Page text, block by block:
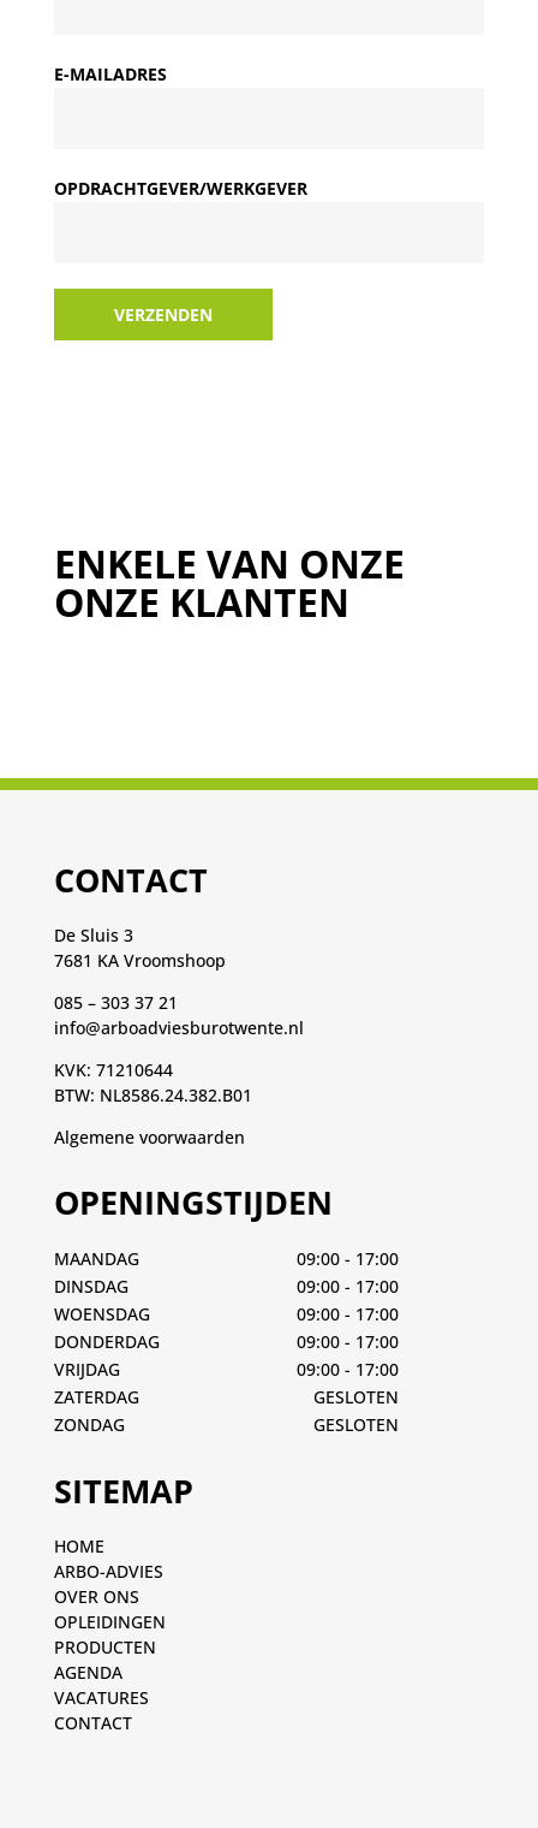
E-MAILADRES
OPDRACHTGEVER/WERKGEVER
VERZENDEN
ENKELE VAN ONZE
ONZE KLANTEN
CONTACT
De Sluis 3
7681 KA Vroomshoop
085 – 303 37 21
info@arboadviesburotwente.nl
KVK: 71210644
BTW: NL8586.24.382.B01
Algemene voorwaarden
OPENINGSTIJDEN
MAANDAG
09:00 - 17:00
DINSDAG
09:00 - 17:00
WOENSDAG
09:00 - 17:00
DONDERDAG
09:00 - 17:00
VRIJDAG
09:00 - 17:00
ZATERDAG
GESLOTEN
ZONDAG
GESLOTEN
SITEMAP
HOME
ARBO-ADVIES
OVER ONS
OPLEIDINGEN
PRODUCTEN
AGENDA
VACATURES
CONTACT